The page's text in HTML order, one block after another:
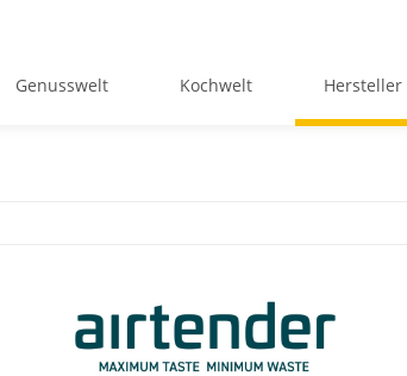
Genusswelt Kochwelt Hersteller